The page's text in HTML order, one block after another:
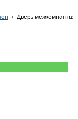
Дверь межкомнатная